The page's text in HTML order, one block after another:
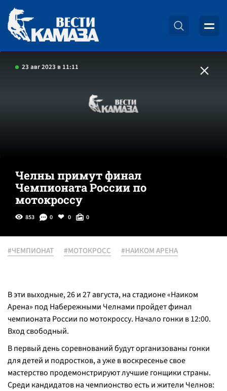
23 авг 2023 в 11:11
Челны примут финал
Чемпионата России по
мотокроссу
853 0 0 0
#ЧЕМПИОНАТ #МОТОКРОСС #НАИКОМ АРЕНА
В эти выходные, 26 и 27 августа, на стадионе «Наиком
Арена» под Набережными Челнами пройдет финал
чемпионата России по мотокроссу. Начало гонки в 12:00.
Вход свободный.
В первый день соревнований будут организованы гонки
для детей и подростков, а уже в воскресенье свое
мастерство продемонстрируют лучшие гонщики страны.
Среди кандидатов на чемпионство есть и жители Челнов: